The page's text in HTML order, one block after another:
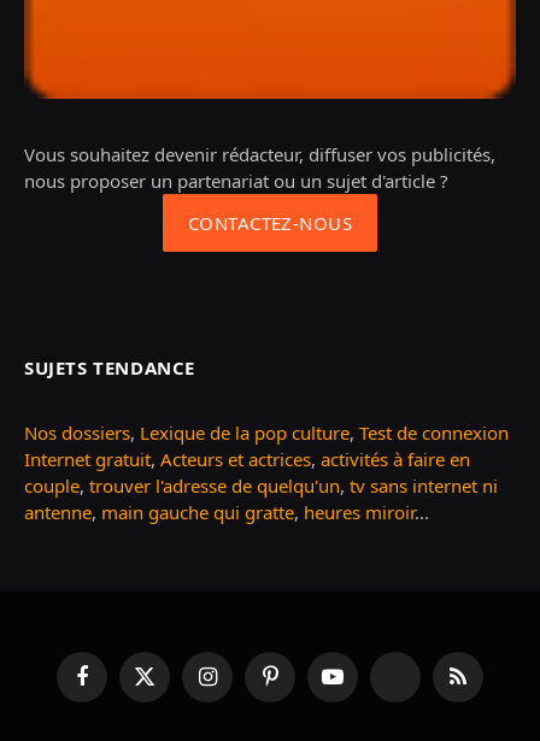
Vous souhaitez devenir rédacteur, diffuser vos publicités,
nous proposer un partenariat ou un sujet d'article ?
CONTACTEZ-NOUS
SUJETS TENDANCE
Nos dossiers, Lexique de la pop culture, Test de connexion
Internet gratuit, Acteurs et actrices, activités à faire en
couple, trouver l'adresse de quelqu'un, tv sans internet ni
antenne, main gauche qui gratte, heures miroir...
FacebookX
(Twitter)
InstagramPinterestYouTube TikTok RSS